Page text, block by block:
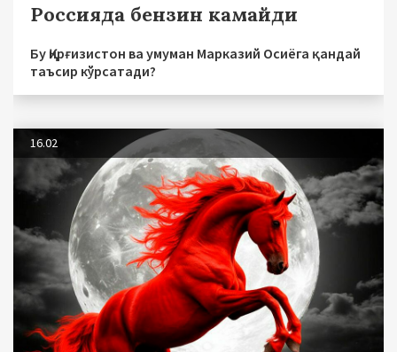
Россияда бензин камайди
Бу Қирғизистон ва умуман Марказий Осиёга қандай
таъсир кўрсатади?
16.02